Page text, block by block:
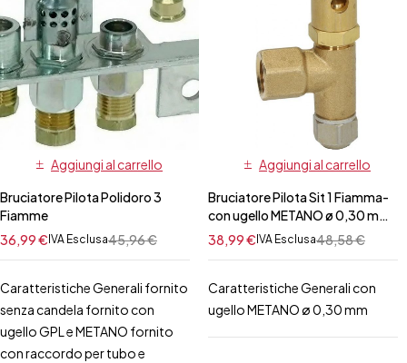
Aggiungi al carrello
Bruciatore Pilota Polidoro 3
Fiamme
45,96€
36,99€ IVA Esclusa
Caratteristiche Generali fornito
senza candela fornito con
ugello GPL e METANO fornito
con raccordo per tubo e
Aggiungi al carrello
Bruciatore Pilota Sit 1 Fiamma-
con ugello METANO ø 0,30 mm
ZANUSSI/ELECTROLUX
48,58€
38,99€ IVA Esclusa
Caratteristiche Generali con
ugello METANO ø 0,30 mm